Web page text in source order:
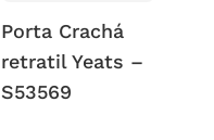
Porta Crachá
retratil Yeats –
S53569